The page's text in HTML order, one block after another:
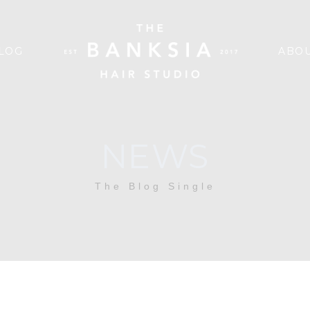
The Blog Single